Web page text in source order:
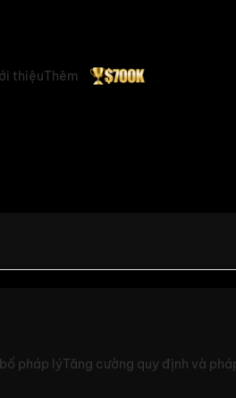
thiệuThêm
pháp lýTăng cường quy định và